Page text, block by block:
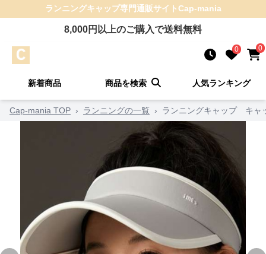
ランニングキャップ専門通販サイトCap-mania
8,000円以上のご購入で送料無料
0 0
新着商品 商品を検索 人気ランキング
Cap-mania TOP › ランニングの一覧 › ランニングキャップ キャ